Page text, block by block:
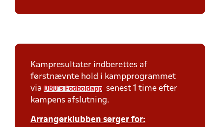
Kampresultater indberettes af
førstnævnte hold i kampprogrammet
via
DBU's Fodboldapp
senest 1 time efter
kampens afslutning.
Arrangørklubben sørger for: